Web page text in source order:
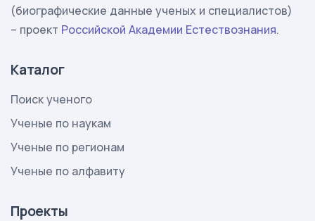
(биографические данные ученых и специалистов)
– проект Российской Академии Естествознания.
Каталог
Поиск ученого
Ученые по наукам
Ученые по регионам
Ученые по алфавиту
Проекты